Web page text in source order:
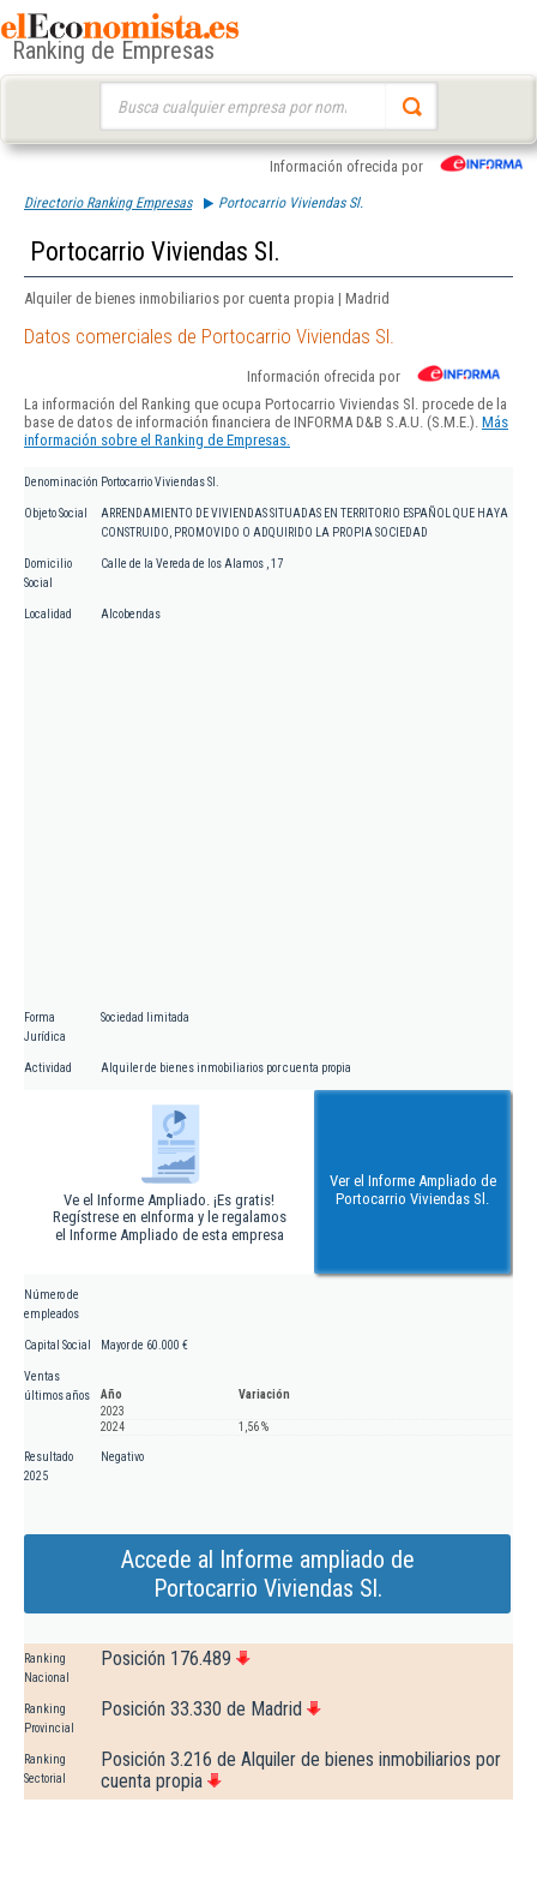
Ranking de Empresas
Información ofrecida por
Directorio Ranking Empresas Portocarrio Viviendas Sl.
Portocarrio Viviendas Sl.
Alquiler de bienes inmobiliarios por cuenta propia | Madrid
Datos comerciales de Portocarrio Viviendas Sl.
Información ofrecida por
La información del Ranking que ocupa Portocarrio Viviendas Sl. procede de la
base de datos de información financiera de INFORMA D&B S.A.U. (S.M.E.). Más
información sobre el Ranking de Empresas.
Denominación Portocarrio Viviendas Sl.
Objeto Social
ARRENDAMIENTO DE VIVIENDAS SITUADAS EN TERRITORIO ESPAÑOL QUE HAYA
CONSTRUIDO, PROMOVIDO O ADQUIRIDO LA PROPIA SOCIEDAD
Domicilio
Social
Calle de la Vereda de los Alamos , 17
Localidad Alcobendas
Forma
Jurídica
Sociedad limitada
Actividad Alquiler de bienes inmobiliarios por cuenta propia
Ve el Informe Ampliado. ¡Es gratis!
Regístrese en eInforma y le regalamos
el Informe Ampliado de esta empresa
Ver el Informe Ampliado de
Portocarrio Viviendas Sl.
Número de
empleados
Capital Social Mayor de 60.000 €
Ventas
últimos años
Año
Variación
2023
2024
1,56 %
Resultado
2025
Negativo
Accede al Informe ampliado de
Portocarrio Viviendas Sl.
Ranking
Nacional
Posición 176.489
Ranking
Provincial
Posición 33.330 de Madrid
Ranking
Sectorial
Posición 3.216 de Alquiler de bienes inmobiliarios por
cuenta propia